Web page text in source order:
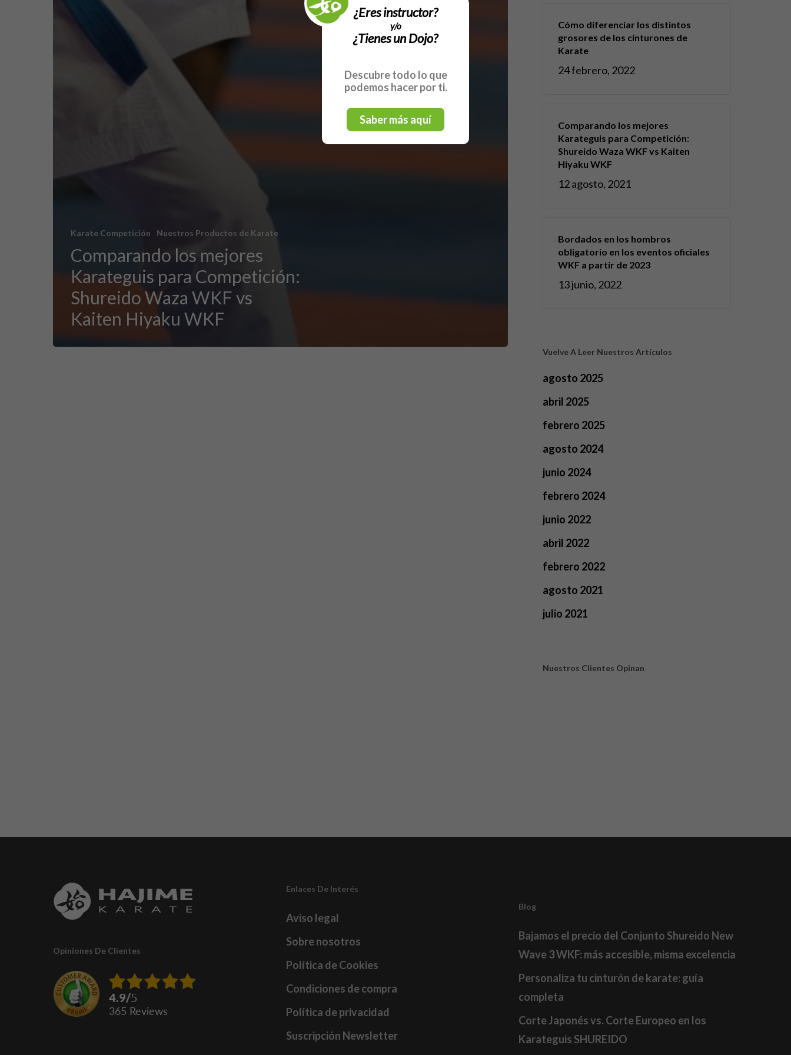
Karate Competición Nuestros Productos de Karate
Comparando los mejores
Karateguis para Competición:
Shureido Waza WKF vs
Kaiten Hiyaku WKF
Cómo diferenciar los distintos
grosores de los cinturones de
Karate
24 febrero, 2022
Comparando los mejores
Karateguis para Competición:
Shureido Waza WKF vs Kaiten
Hiyaku WKF
12 agosto, 2021
Bordados en los hombros
obligatorio en los eventos oficiales
WKF a partir de 2023
13 junio, 2022
Vuelve A Leer Nuestros Artículos
agosto 2025
abril 2025
febrero 2025
agosto 2024
junio 2024
febrero 2024
junio 2022
abril 2022
febrero 2022
agosto 2021
julio 2021
Nuestros Clientes Opinan
Opiniones De Clientes
4.9/5
365 reviews
Enlaces De Interés
Aviso legal
Sobre nosotros
Política de Cookies
Condiciones de compra
Política de privacidad
Suscripción Newsletter
Blog
Bajamos el precio del Conjunto Shureido New
Wave 3 WKF: más accesible, misma excelencia
Personaliza tu cinturón de karate: guía
completa
Corte Japonés vs. Corte Europeo en los
Karateguis SHUREIDO
¿Eres instructor?
y/o
¿Tienes un Dojo?
Descubre todo lo que
podemos hacer por ti.
Saber más aquí